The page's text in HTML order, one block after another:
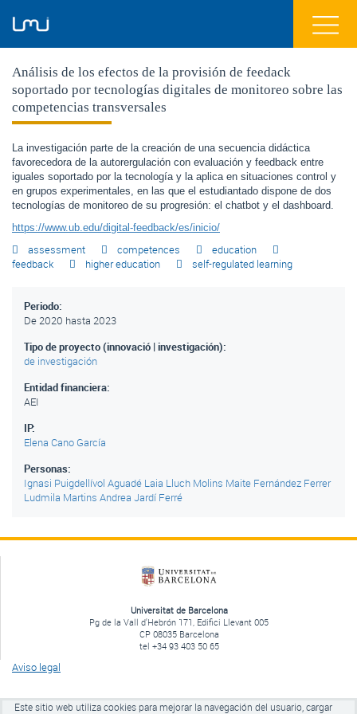
Análisis de los efectos de la provisión de feedack
soportado por tecnologías digitales de monitoreo sobre las
competencias transversales
La investigación parte de la creación de una secuencia didáctica
favorecedora de la autorergulación con evaluación y feedback entre
iguales soportado por la tecnología y la aplica en situaciones control y
en grupos experimentales, en las que el estudiantado dispone de dos
tecnologías de monitoreo de su progresión: el chatbot y el dashboard.
https://www.ub.edu/digital-feedback/es/inicio/
assessment competences
education
feedback
higher education self-regulated learning
Periodo:
De2020 hasta 2023
Tipo de proyecto (innovació | investigación):
de investigación
Entidad financiera:
AEI
IP:
Elena Cano García
Personas:
Ignasi Puigdellívol Aguadé Laia Lluch Molins Maite Fernández Ferrer
Ludmila Martins Andrea Jardí Ferré
Universitat de Barcelona
Pg de la Vall d'Hebrón 171, Edifici Llevant 005
CP 08035 Barcelona
tel +34 93 403 50 65
Aviso legal
Este sitio web utiliza cookies para mejorar la navegación del usuario, cargar